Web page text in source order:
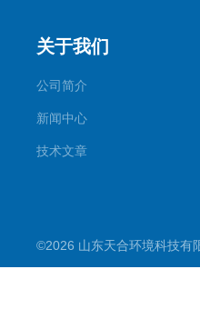
关于我们
公司简介
新闻中心
技术文章
©2026 山东天合环境科技